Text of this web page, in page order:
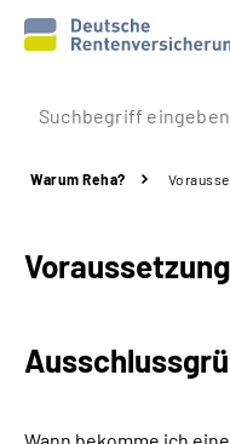
Prävention
Rente
Warum Reha?